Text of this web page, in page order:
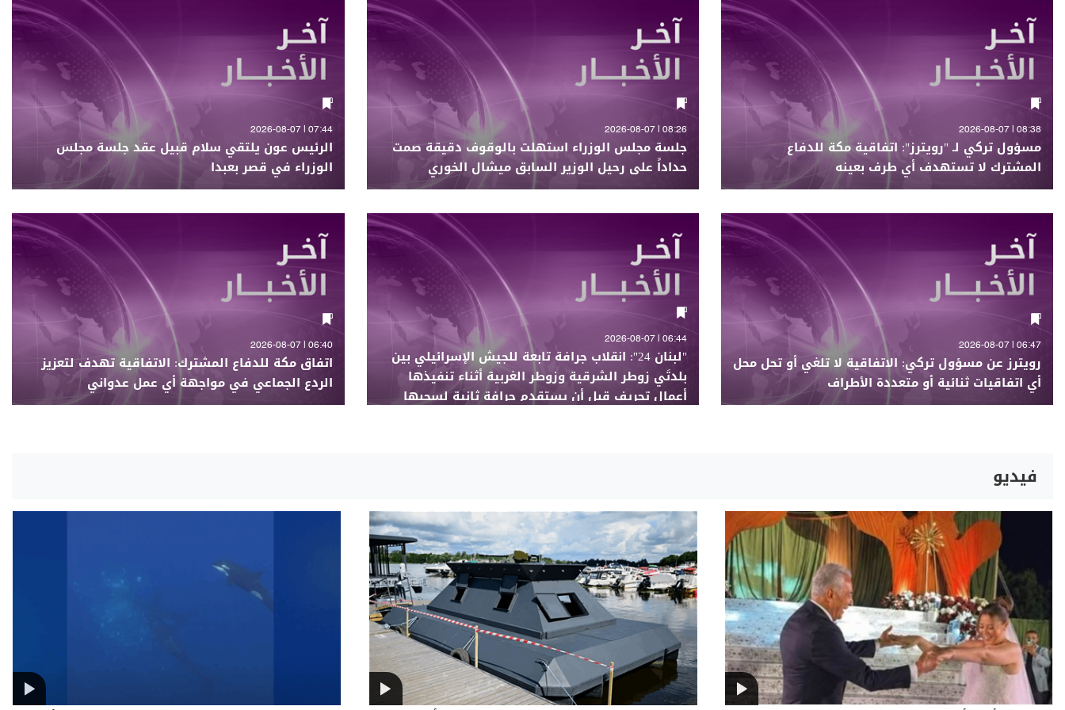
08:38 | 2026-08-07
مسؤول تركي لـ "رويترز": اتفاقية مكة للدفاع
المشترك لا تستهدف أي طرف بعينه
08:26 | 2026-08-07
جلسة مجلس الوزراء استهلت بالوقوف دقيقة صمت
حداداً على رحيل الوزير السابق ميشال الخوري
07:44 | 2026-08-07
الرئيس عون يلتقي سلام قبيل عقد جلسة مجلس
الوزراء في قصر بعبدا
06:47 | 2026-08-07
رويترز عن مسؤول تركي: الاتفاقية لا تلغي أو تحل محل
أي اتفاقيات ثنائية أو متعددة الأطراف
06:44 | 2026-08-07
"لبنان 24": انقلاب جرافة تابعة للجيش الإسرائيلي بين
بلدتَي زوطر الشرقية وزوطر الغربية أثناء تنفيذها
أعمال تجريف قبل أن يستقدم جرافة ثانية لسحبها
06:40 | 2026-08-07
اتفاق مكة للدفاع المشترك: الاتفاقية تهدف لتعزيز
الردع الجماعي في مواجهة أي عمل عدواني
فيديو